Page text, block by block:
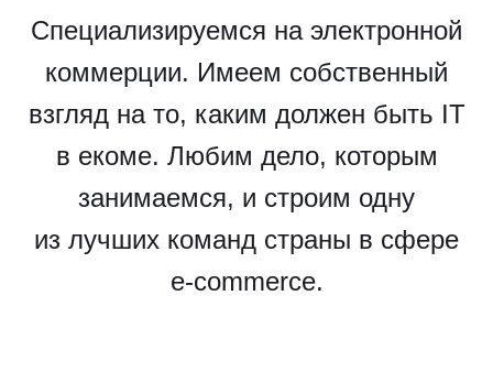
Специализируемся на электронной
коммерции. Имеем собственный
взгляд на то, каким должен быть IT
в екоме. Любим дело, которым
занимаемся, и строим одну
из лучших команд страны в сфере
e-commerce.